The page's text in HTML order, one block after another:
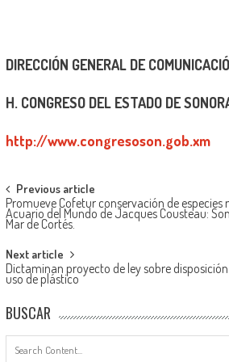
DIRECCIÓN GENERAL DE
H. CONGRESO DEL ESTADO DE
http://www.congresoson.gob.xm
Post
navigation
Previous article
Promueve Cofetur conservación de especies
Acuario del Mundo de Jacques Cousteau:
Mar de Cortés.
Next article
Dictaminan proyecto de ley sobre
uso de plástico
BUSCAR